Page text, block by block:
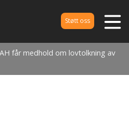
Støtt oss
får medhold om lovtolkning av